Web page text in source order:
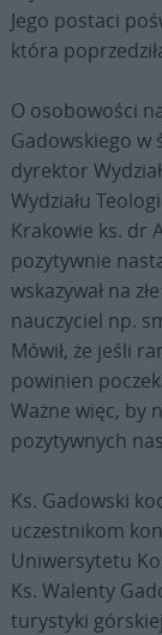
Jego postaci
która
O osobowości
Gadowskiego w
dyrektor
Wydziału
Krakowie ks. dr
pozytywnie
wskazywał na
nauczyciel np.
Mówił, że jeśli
powinien
Ważne więc, by
pozytywnych
Ks. Gadowski
uczestnikom
Uniwersytetu
Ks. Walenty
turystyki